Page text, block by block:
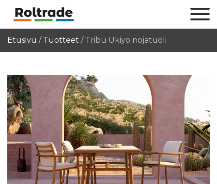
Etusivu / Tuotteet / Tribu Ukiyo nojatuoli